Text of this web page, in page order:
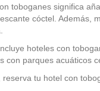
toboganes significa
cóctel. Además,
hoteles con
con parques acuáticos
reserva tu hotel con